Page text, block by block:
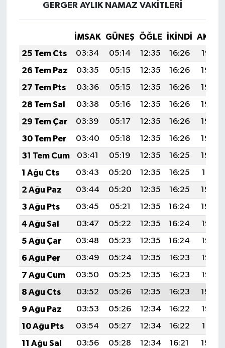
GERGER AYLIK NAMAZ VAKITLERI
İMSAK GÜNEŞ ÖĞLE İKINDI
25 Tem Cts
03:34 05:14 12:35 16:26
19:47
26 Tem Paz
03:35 05:15 12:35 16:26
19:46
27 Tem Pts
03:36 05:15 12:35 16:26
19:46
28 Tem Sal
03:38 05:16 12:35 16:26
19:45
29 Tem Çar
03:39 05:17 12:35 16:26
19:44
30 Tem Per
03:40 05:18 12:35 16:26
19:43
31 Tem Cum
03:41 05:19 12:35 16:25
19:42
1 Ağu Cts
03:43 05:20 12:35 16:25
19:41
2 Ağu Paz
03:44 05:20 12:35 16:25
19:40
3 Ağu Pts
03:45 05:21 12:35 16:24
19:39
4 Ağu Sal
03:47 05:22 12:35 16:24
19:38
5 Ağu Çar
03:48 05:23 12:35 16:24
19:37
6 Ağu Per
03:49 05:24 12:35 16:23
19:36
7 Ağu Cum
03:50 05:25 12:35 16:23
19:35
8 Ağu Cts
03:52 05:26 12:35 16:23
19:34
9 Ağu Paz
03:53 05:26 12:34 16:22
19:33
10 Ağu Pts
03:54 05:27 12:34 16:22
19:31
11 Ağu Sal
03:56 05:28 12:34 16:21
19:30